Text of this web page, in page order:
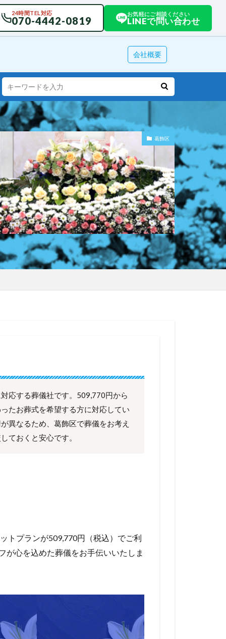
24時間TEL対応
070-4442-0819
お気軽にご相談ください
LINEで問い合わせ
会社概要
葛飾区
応する葬儀社です。509,770円から
たお葬式を希望する方に対応してい
異なるため、葛飾区で葬儀をお考え
ておくと安心です。
トプランが509,770円（税込）でご利
が心を込めた葬儀をお手伝いいたしま